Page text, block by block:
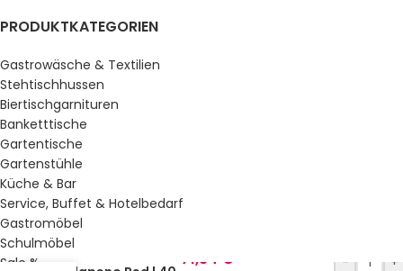
PRODUKTKATEGORIEN
Gastrowäsche & Textilien
Stehtischhussen
Biertischgarnituren
Banketttische
Gartentische
Gartenstühle
Küche & Bar
Service, Buffet & Hotelbedarf
Gastromöbel
Schulmöbel
Sale %
Gastro Uzal
71,34 € - +